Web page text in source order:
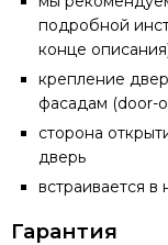
подробной
конце
крепление
фасадам (door-
сторона
дверь
встраивается в
Гарантия